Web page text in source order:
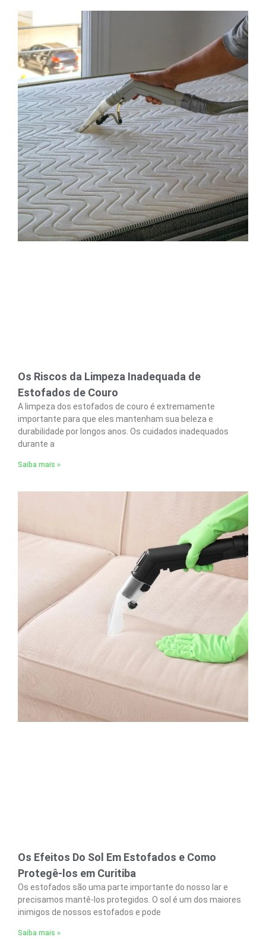
Os Riscos da Limpeza Inadequada de
Estofados de Couro
A limpeza dos estofados de couro é extremamente
importante para que eles mantenham sua beleza e
durabilidade por longos anos. Os cuidados inadequados
durante a
Saiba mais »
Os Efeitos Do Sol Em Estofados e Como
Protegê-los em Curitiba
Os estofados são uma parte importante do nosso lar e
precisamos mantê-los protegidos. O sol é um dos maiores
inimigos de nossos estofados e pode
Saiba mais »